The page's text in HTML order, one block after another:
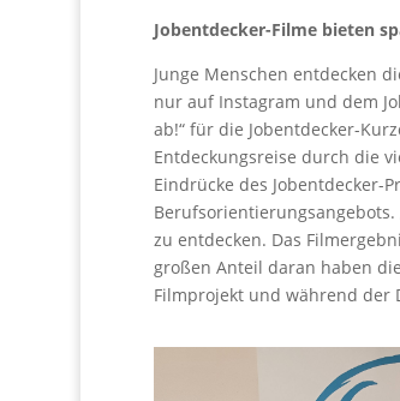
Jobentdecker-Filme bieten
Junge Menschen entdecken
nur auf Instagram und dem
ab!“ für die Jobentdecker-
Entdeckungsreise durch die
Eindrücke des
zu entdecken. Das
großen Anteil daran haben
Filmprojekt und während der